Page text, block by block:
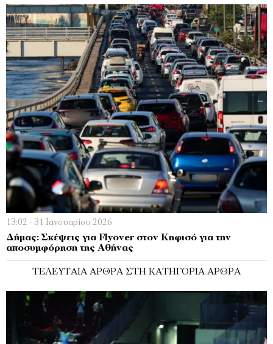
13:02 - 31 Ιανουαρίου 2026
Δήμας: Σκέψεις για Flyover στον Κηφισό για την
αποσυμφόρηση της Αθήνας
ΤΕΛΕΥΤΑΊΑ ΆΡΘΡΑ ΣΤΗ ΚΑΤΗΓΟΡΊΑ ΆΡΘΡΑ